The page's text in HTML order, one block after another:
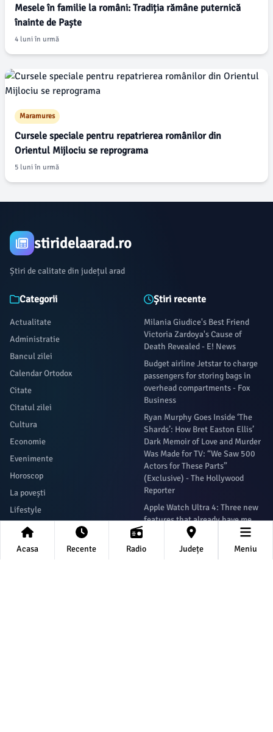
Mesele în familie la români: Tradiția rămâne puternică
înainte de Paște
4 luni în urmă
Maramures
Cursele speciale pentru repatrierea românilor din
Orientul Mijlociu se reprograma
5 luni în urmă
stiridelaarad.ro
Știri de calitate din județul arad
Categorii
Actualitate
Administratie
Bancul zilei
Calendar Ortodox
Citate
Citatul zilei
Cultura
Economie
Evenimente
Horoscop
La povești
Lifestyle
Politica
Sanatate
Știri recente
Milania Giudice's Best Friend
Victoria Zardoya's Cause of
Death Revealed - E! News
Budget airline Jetstar to charge
passengers for storing bags in
overhead compartments - Fox
Business
Ryan Murphy Goes Inside ‘The
Shards’: How Bret Easton Ellis’
Dark Memoir of Love and Murder
Was Made for TV: “We Saw 500
Actors for These Parts”
(Exclusive) - The Hollywood
Reporter
Apple Watch Ultra 4: Three new
features that already have me
excited - 9to5Mac
Ever Experienced Something You
Can't Explain? Detailed Study
Acasa Recente Radio Județe Meniu